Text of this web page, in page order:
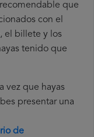
que
con el
el billete y los
tenido que
vez que hayas
presentar una
de